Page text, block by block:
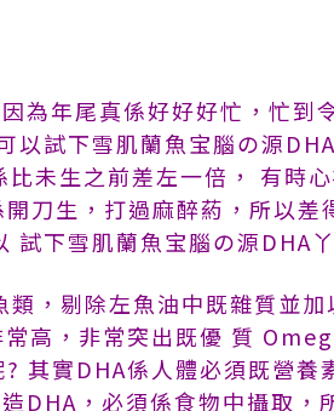
年尾真係好好好忙，忙到
以試下雪肌蘭魚宝腦の源
未生之前差左一倍， 有時
刀生，打過麻醉葯，所以
試下雪肌蘭魚宝腦の源DHA
，剔除左魚油中既雜質並
高，非常突出既優 質
其實DHA係人體必須既營養
DHA，必須係食物中攝取，